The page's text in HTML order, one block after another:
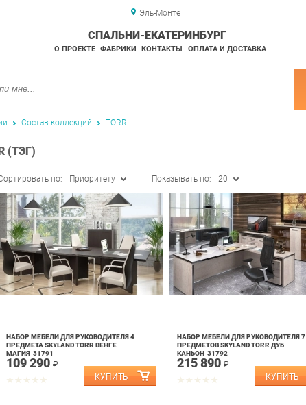
Эль-Монте
СПАЛЬНИ-ЕКАТЕРИНБУРГ
О ПРОЕКТЕ ФАБРИКИ КОНТАКТЫ ОПЛАТА И ДОСТАВКА
Состав коллекций TORR
(ТЭГ)
по: Приоритету Показывать по: 20
НАБОР МЕБЕЛИ ДЛЯ РУКОВОДИТЕЛЯ 4
ПРЕДМЕТА SKYLAND TORR ВЕНГЕ
МАГИЯ_31791
109 290 ₽
НАБОР МЕБЕЛИ ДЛЯ РУКОВОДИТЕЛЯ 7
ПРЕДМЕТОВ SKYLAND TORR ДУБ
КАНЬОН_31792
215 890 ₽